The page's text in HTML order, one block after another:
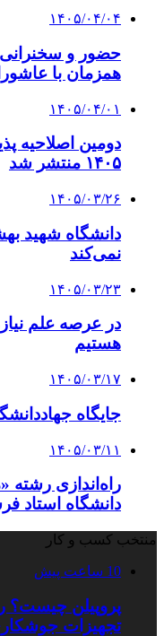
۱۴۰۵/۰۴/۰۴
حضور و سخنرانی
همزمان با
۱۴۰۵/۰۴/۰۱
دومین اصلاحیه
۱۴۰۵ منتشر شد
۱۴۰۵/۰۳/۲۶
نمی‌کند
۱۴۰۵/۰۳/۲۳
در عرصه علم
هستیم
۱۴۰۵/۰۳/۱۷
جایگاه
۱۴۰۵/۰۳/۱۱
راه‌اندازی
دانشگاه استاد
منتخب کسب و کار
10 ساعت پیش
پروپیلن چیست؟
تجهیزات